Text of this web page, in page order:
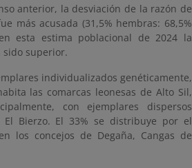
anterior, la desviación de la razón de
más acusada (31,5% hembras: 68,5%
esta estima poblacional de 2024 la
sido superior.
individualizados genéticamente,
las comarcas leonesas de Alto Sil,
con ejemplares dispersos
El Bierzo. El 33% se distribuye por el
los concejos de Degaña, Cangas de